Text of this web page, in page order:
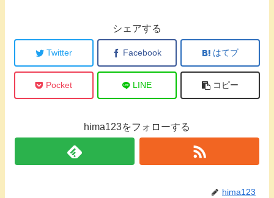
シェアする
Twitter Facebook はてブ
Pocket LINE コピー
hima123をフォローする
hima123